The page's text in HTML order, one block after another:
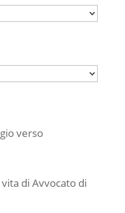
verso
di Avvocato di